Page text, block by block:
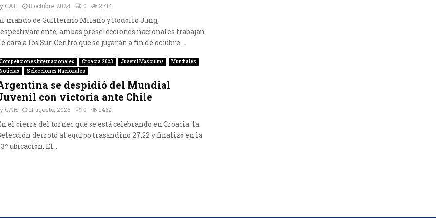
CAH 8 octubre, 2024 0 2714
mando de Guillermo Milano y Rodolfo Jung,
ambas preselecciones nacionales trabajan
cara a los Sur-Centro que se jugarán a fin de octubre...
Competiciones Internacionales Croacia 2023 Juvenil Masculina
Mundiales
Noticias
Selecciones Nacionales
se despidió del Mundial
con victoria ante Chile
CAH 11 agosto, 2023 0 1462
el cierre del torneo que se está celebrando en Croacia, la
derrotó al equipo trasandino 27:22 y finalizó en la
ubicación. El...